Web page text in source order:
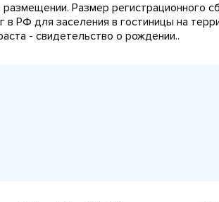
Размер регистрационного
в РФ для заселения в гостиницы на
- свидетельство о рождении..